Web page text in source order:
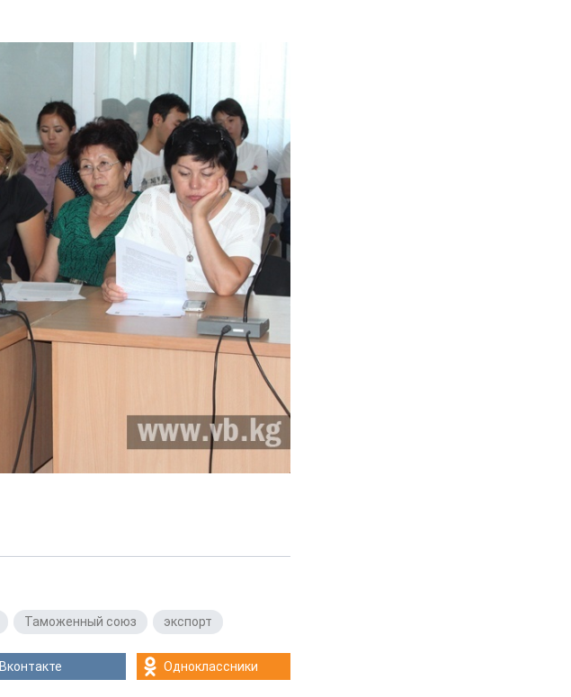
Таможенный союз экспорт
Вконтакте Одноклассники